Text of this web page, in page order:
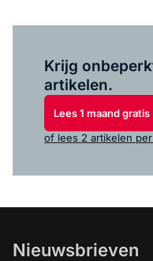
Krijg
artikelen.
Lees 1 maand gratis
of lees 2 artikelen per
Nieuwsbrieven